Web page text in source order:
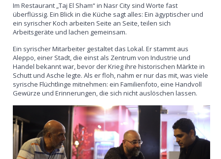
Im Restaurant „Taj El Sham“ in Nasr City sind Worte fast
überflüssig. Ein Blick in die Küche sagt alles: Ein ägyptischer und
ein syrischer Koch arbeiten Seite an Seite, teilen sich
Arbeitsgeräte und lachen gemeinsam.
Ein syrischer Mitarbeiter gestaltet das Lokal. Er stammt aus
Aleppo, einer Stadt, die einst als Zentrum von Industrie und
Handel bekannt war, bevor der Krieg ihre historischen Märkte in
Schutt und Asche legte. Als er floh, nahm er nur das mit, was viele
syrische Flüchtlinge mitnehmen: ein Familienfoto, eine Handvoll
Gewürze und Erinnerungen, die sich nicht auslöschen lassen.